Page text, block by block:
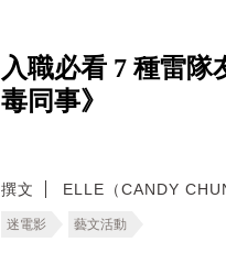
入職必看 7 種雷
毒同事》
撰文 ELLE（CANDY
迷電影 藝文活動